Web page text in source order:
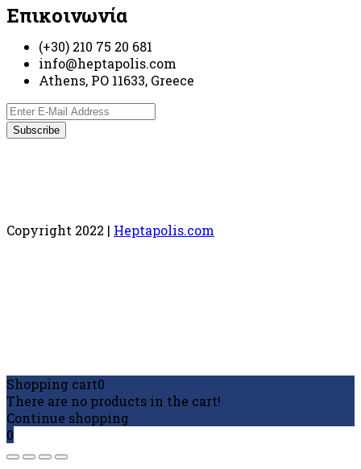
Επικοινωνία
(+30) 210 75 20 681
info@heptapolis.com
Athens, PO 11633, Greece
Copyright 2022 | Heptapolis.com
Shopping cart0
There are no products in the cart!
Continue shopping
0